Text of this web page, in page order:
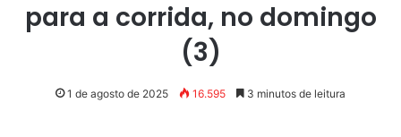
para a corrida, no domingo
(3)
1 de agosto de 2025 16.595 3 minutos de leitura